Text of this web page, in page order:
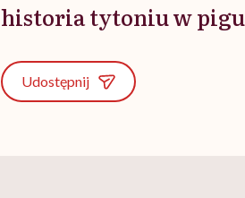
historia tytoniu w
Udostępnij